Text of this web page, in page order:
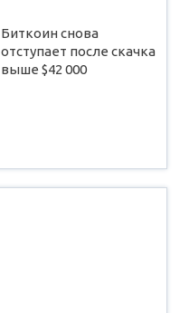
Биткоин снова
отступает после скачка
выше $42 000